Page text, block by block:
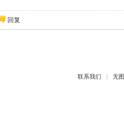
回复
联系我们 | 无